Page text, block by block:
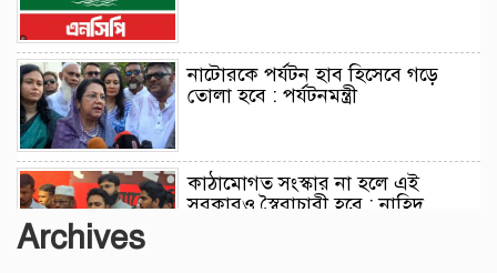
নাটোরকে পর্যটন হাব হিসেবে গড়ে
তোলা হবে : পর্যটনমন্ত্রী
কাঠামোগত সংস্কার না হলে এই
সরকারও স্বৈরাচারী হবে : নাহিদ
Archives